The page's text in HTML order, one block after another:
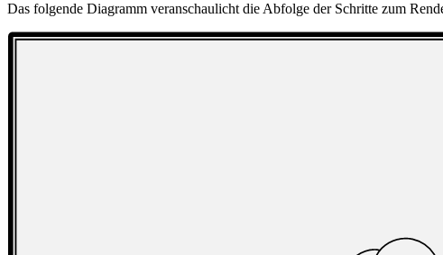
Das folgende Diagramm veranschaulicht die Abfolge der Schritte zum